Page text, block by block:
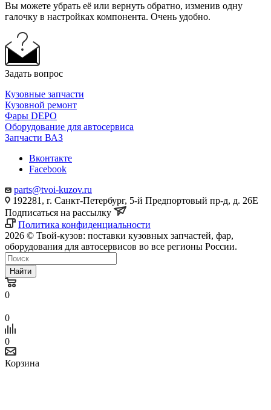
Вы можете убрать её или вернуть обратно, изменив одну
галочку в настройках компонента. Очень удобно.
Задать вопрос
Кузовные запчасти
Кузовной ремонт
Фары DEPO
Оборудование для автосервиса
Запчасти ВАЗ
Вконтакте
Facebook
parts@tvoi-kuzov.ru
192281, г. Санкт-Петербург, 5-й Предпортовый пр-д, д. 26Е
Подписаться на рассылку
Политика конфиденциальности
2026 © Твой-кузов: поставки кузовных запчастей, фар,
оборудования для автосервисов во все регионы России.
Найти
0
0
0
Корзина